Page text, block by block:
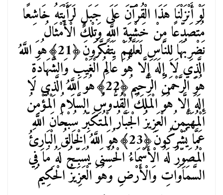
لَوْ أَنْزَلْنَا هَذَا الْقُرْآَنَ عَلَى جَبَلٍ لَرَأَيْتَهُ خَاشِعًا
مُتَصَدِّعًا مِنْ خَشْيَةِ اللَّهِ وَتِلْكَ الْأَمْثَالُ
نَضْرِبُهَا لِلنَّاسِ لَعَلَّهُمْ يَتَفَكَّرُونَ﴿21﴾هُوَ اللَّهُ
الَّذِي لَا إِلَهَ إِلَّا هُوَ عَالِمُ الْغَيْبِ وَالشَّهَادَةِ
هُوَ الرَّحْمَنُ الرَّحِيمُ﴿22﴾هُوَ اللَّهُ الَّذِي لَا
إِلَهَ إِلَّا هُوَ الْمَلِكُ الْقُدُّوسُ السَّلَامُ الْمُؤْمِنُ
الْمُهَيْمِنُ الْعَزِيزُ الْجَبَّارُ الْمُتَكَبِّرُ سُبْحَانَ اللَّهِ
عَمَّا يُشْرِكُونَ﴿23﴾هُوَ اللَّهُ الْخَالِقُ الْبَارِئُ
الْمُصَوِّرُ لَهُ الْأَسْمَاءُ الْحُسْنَى يُسَبِّحُ لَهُ مَا فِي
السَّمَاوَاتِ وَالْأَرْضِ وَهُوَ الْعَزِيزُ الْحَكِيمُ